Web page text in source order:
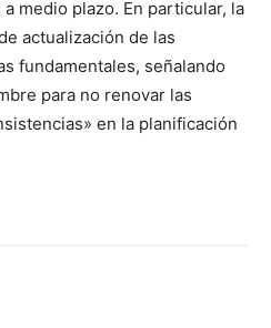
medio plazo. En particular, la
actualización de las
fundamentales, señalando
para no renovar las
en la planificación